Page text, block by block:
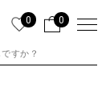
0 0